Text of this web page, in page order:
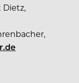
Dietz,